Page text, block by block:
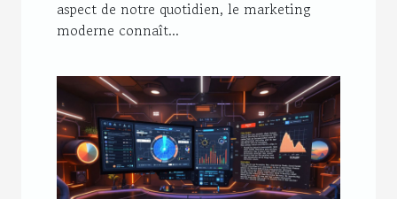
aspect de notre quotidien, le marketing
moderne connaît...